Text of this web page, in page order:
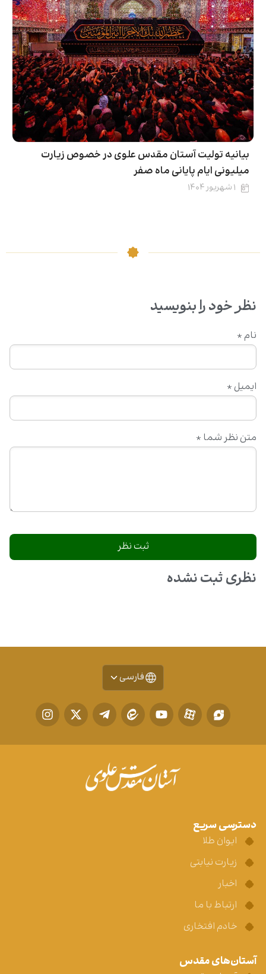
بیانیه تولیت آستان مقدس علوی در خصوص زیارت
میلیونی ایام پایانی ماه صفر
۱ شهریور ۱۴۰۴
نظر خود را بنویسید
متن نظر شما *
نام *
ایمیل *
نظری ثبت نشده
فارسی
دسترسی سریع
ایوان طلا
زیارت نیابتی
اخبار
ارتباط با ما
خادم افتخاری
آستان‌های مقدس